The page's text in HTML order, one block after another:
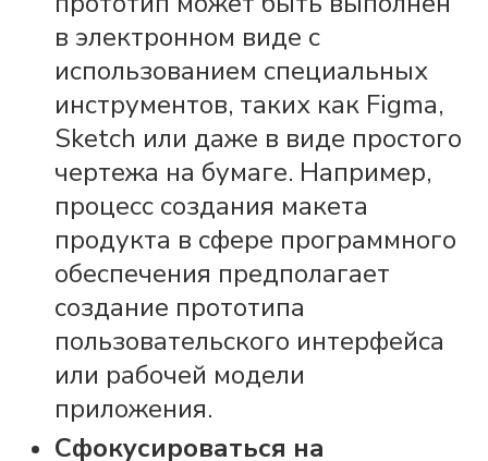
в электронном виде с
использованием специальных
инструментов, таких как Figma,
Sketch или даже в виде простого
чертежа на бумаге. Например,
процесс создания макета
продукта в сфере программного
обеспечения предполагает
создание прототипа
пользовательского интерфейса
или рабочей модели
приложения.
Сфокусироваться на